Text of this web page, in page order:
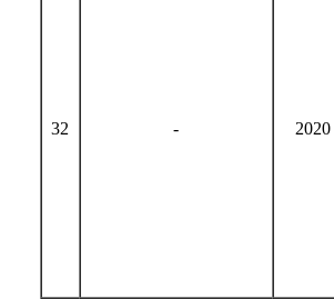
32 - 2020